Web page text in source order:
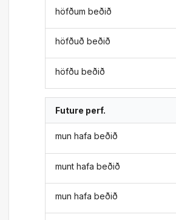
höfðum beðið
höfðuð beðið
höfðu beðið
Future perf.
mun hafa beðið
munt hafa beðið
mun hafa beðið